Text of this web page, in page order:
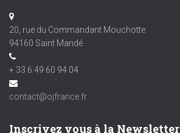
20, rue du Commandant Mouchotte
94160 Saint Mandé
+ 33 6 49 60 94 04
contact@ojfrance.fr
Inscrivez vous à la Newsletter